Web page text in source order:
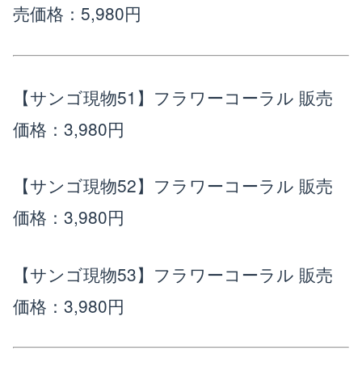
売価格：5,980円
【サンゴ現物51】フラワーコーラル 販売
価格：3,980円
【サンゴ現物52】フラワーコーラル 販売
価格：3,980円
【サンゴ現物53】フラワーコーラル 販売
価格：3,980円